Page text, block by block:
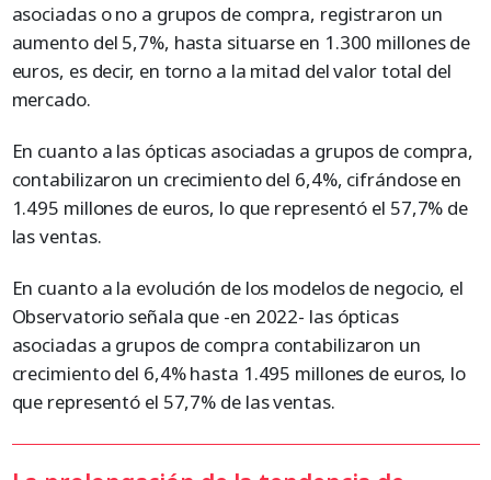
asociadas o no a grupos de compra, registraron un
aumento del 5,7%, hasta situarse en 1.300 millones de
euros, es decir, en torno a la mitad del valor total del
mercado.
En cuanto a las ópticas asociadas a grupos de compra,
contabilizaron un crecimiento del 6,4%, cifrándose en
1.495 millones de euros, lo que representó el 57,7% de
las ventas.
En cuanto a la evolución de los modelos de negocio, el
Observatorio señala que -en 2022- las ópticas
asociadas a grupos de compra contabilizaron un
crecimiento del 6,4% hasta 1.495 millones de euros, lo
que representó el 57,7% de las ventas.